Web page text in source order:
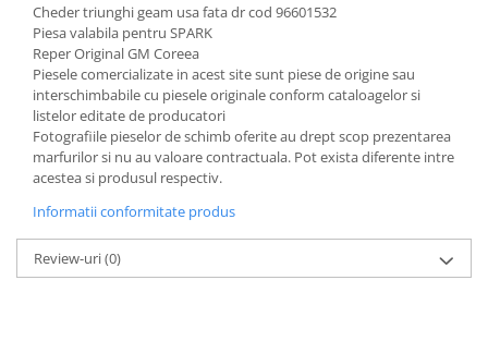
Cheder triunghi geam usa fata dr cod 96601532
Piesa valabila pentru SPARK
Reper Original GM Coreea
Piesele comercializate in acest site sunt piese de origine sau
interschimbabile cu piesele originale conform cataloagelor si
listelor editate de producatori
Fotografiile pieselor de schimb oferite au drept scop prezentarea
marfurilor si nu au valoare contractuala. Pot exista diferente intre
acestea si produsul respectiv.
Informatii conformitate produs
Review-uri(0)